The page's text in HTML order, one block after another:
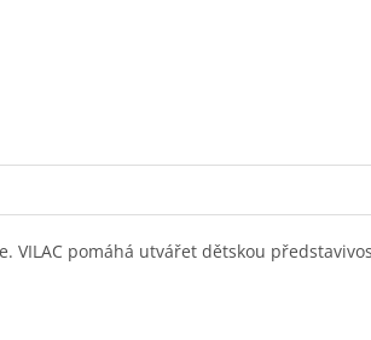
VILAC pomáhá utvářet dětskou